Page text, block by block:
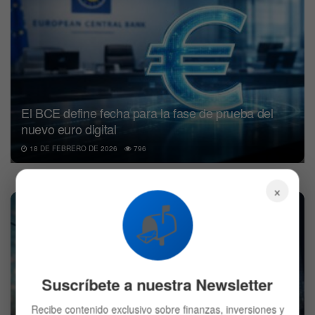
El BCE define fecha para la fase de prueba del
nuevo euro digital
18 DE FEBRERO DE 2026 796
×
📬
Suscríbete a nuestra Newsletter
Recibe contenido exclusivo sobre finanzas, inversiones y